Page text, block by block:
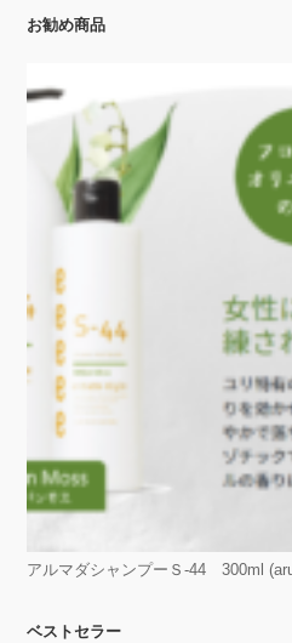
お勧め商品
アルマダシャンプーＳ-44 300ml
ベストセラー